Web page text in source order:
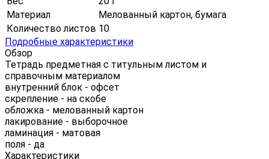
Материал
Мелованный картон, бумага
Количество листов 10
Подробные характеристики
Обзор
Тетрадь предметная с титульным листом и
справочным материалом
внутренний блок - офсет
скрепление - на скобе
обложка - мелованный картон
лакирование - выборочное
ламинация - матовая
поля - да
Характеристики